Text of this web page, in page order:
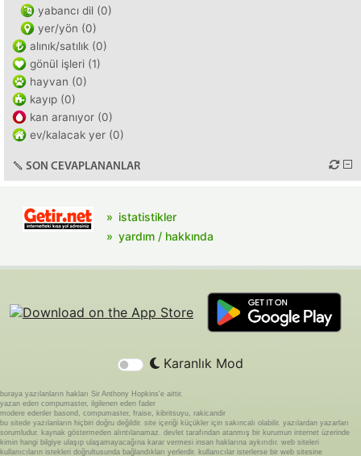
yabancı dil (0)
yer/yön (0)
alınık/satılık (0)
gönül işleri (1)
hayvan (0)
kayıp (0)
kan aranıyor (0)
ev/kalacak yer (0)
SON CEVAPLANANLAR
istatistikler
yardım / hakkında
Karanlık Mod
buraya yazılanların hakları Sir Anthony Hopkins'e aittir.
yazan eden compumaster, ilgilenen eden fader
modere edenler basond, compumaster, fraise, kibritsuyu, rakicandir
bu sitede yazılanların hiçbiri doğru değildir. site içeriği küçükler için sakıncalı olabilir. yazılardan yazarları
sorumludur. kaynak göstermeden alıntılanamaz. devlet tarafından atanmış bir kurumun internet üzerinde
kimin hangi bilgiye ulaşıp ulaşamayacağına karar vermesi insan haklarına aykırıdır. web siteleri
kullanıcıların istekleri doğrultusunda bağlandıkları yerlerdir. kullanıcılar isterlerse bir web sitesine